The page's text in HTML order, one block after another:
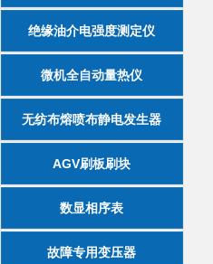
绝缘油介电强度测定仪
微机全自动量热仪
无纺布熔喷布静电发生器
AGV刷板刷块
数显相序表
故障专用变压器